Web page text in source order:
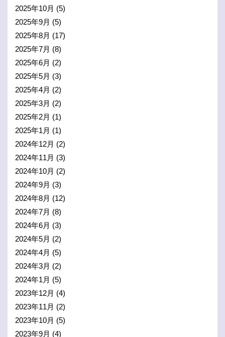
2025年10月 (5)
2025年9月 (5)
2025年8月 (17)
2025年7月 (8)
2025年6月 (2)
2025年5月 (3)
2025年4月 (2)
2025年3月 (2)
2025年2月 (1)
2025年1月 (1)
2024年12月 (2)
2024年11月 (3)
2024年10月 (2)
2024年9月 (3)
2024年8月 (12)
2024年7月 (8)
2024年6月 (3)
2024年5月 (2)
2024年4月 (5)
2024年3月 (2)
2024年1月 (5)
2023年12月 (4)
2023年11月 (2)
2023年10月 (5)
2023年9月 (4)